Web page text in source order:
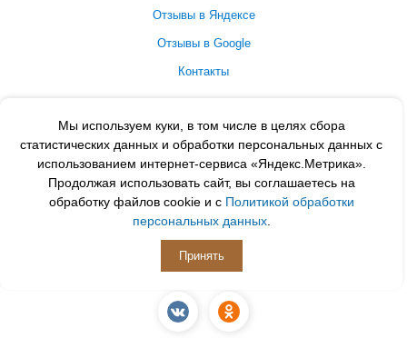
Мы используем куки, в том числе в целях сбора
статистических данных и обработки персональных данных с
использованием интернет-сервиса «Яндекс.Метрика».
Продолжая использовать сайт, вы соглашаетесь на
обработку файлов cookie и с Политикой обработки
персональных данных.
Принять
Отзывы в Яндексе
Отзывы в Google
Контакты